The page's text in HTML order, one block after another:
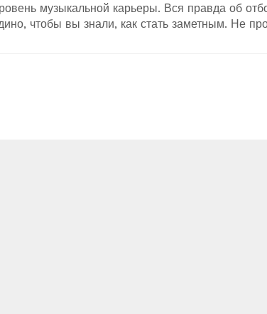
музыкальной карьеры. Вся правда об
чтобы вы знали, как стать заметным. Не